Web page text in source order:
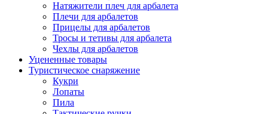
Натяжители плеч для арбалета
Плечи для арбалетов
Прицелы для арбалетов
Тросы и тетивы для арбалета
Чехлы для арбалетов
Уцененные товары
Туристическое снаряжение
Кукри
Лопаты
Пила